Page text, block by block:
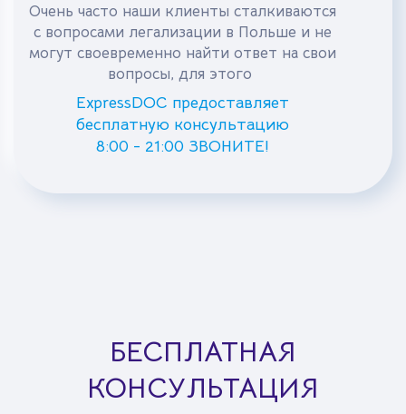
Очень часто наши клиенты сталкиваются
с вопросами легализации в Польше и не
могут своевременно найти ответ на свои
вопросы, для этого
ExpressDOC предоставляет
бесплатную консультацию
8:00 - 21:00 ЗВОНИТЕ!
БЕСПЛАТНАЯ
КОНСУЛЬТАЦИЯ